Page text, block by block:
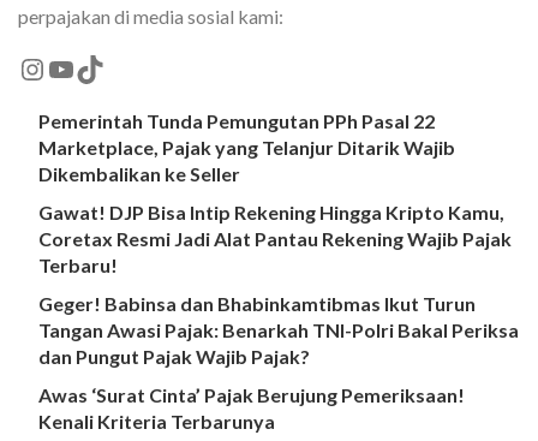
perpajakan di media sosial kami:
Pemerintah Tunda Pemungutan PPh Pasal 22
Marketplace, Pajak yang Telanjur Ditarik Wajib
Dikembalikan ke Seller
Gawat! DJP Bisa Intip Rekening Hingga Kripto Kamu,
Coretax Resmi Jadi Alat Pantau Rekening Wajib Pajak
Terbaru!
Geger! Babinsa dan Bhabinkamtibmas Ikut Turun
Tangan Awasi Pajak: Benarkah TNI-Polri Bakal Periksa
dan Pungut Pajak Wajib Pajak?
Awas ‘Surat Cinta’ Pajak Berujung Pemeriksaan!
Kenali Kriteria Terbarunya